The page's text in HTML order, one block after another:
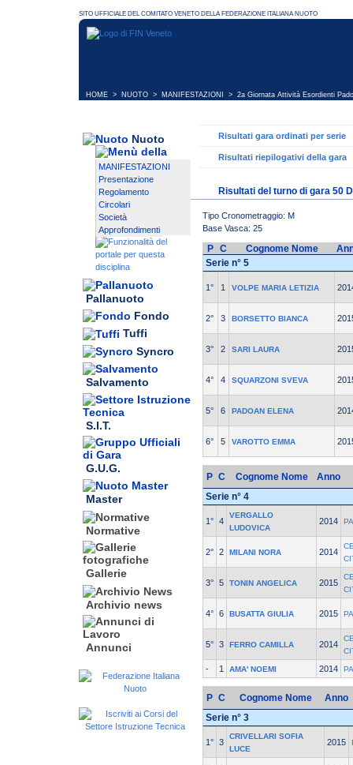
HOME > NUOTO > MANIFESTAZIONI > 2a Giornata Attività Esordienti
Nuoto
MANIFESTAZIONI
Presentazione
Regolamento
Circolari
Società
Approfondimenti
Pallanuoto
Fondo
Tuffi
Syncro
Salvamento
S.I.T.
G.U.G.
Master
Normative
Gallerie
Archivio news
Annunci
Risultati gara ordinati per serie
Risultati riepilogativi della gara
Risultati del turno di gara 50
Tipo Cronometraggio: M
Base Vasca: 25
P C Cognome Nome
Serie n° 5
1° 1 VOLPE MARIA LETIZIA
2° 3 BORSETTO BIANCA
3° 2 SARI LAURA
4° 4 SQUARZONI SVEVA
5° 6 PADOAN ELENA
6° 5 VAROTTO EMMA
P C Cognome Nome
Anno
Serie n° 4
1° 4
VERGALLO
LUDOVICA
2014
2° 2 MILANI NORA 2014
3° 5 TONIN ANGELICA 2015
4° 6 BUSATTA GIULIA 2015
5° 3 FERRO CAMILLA 2014
- 1 AMA' NOEMI 2014
P C Cognome Nome
Anno
Serie n° 3
1° 3
CRIVELLARI SOFIA
LUCE
2015